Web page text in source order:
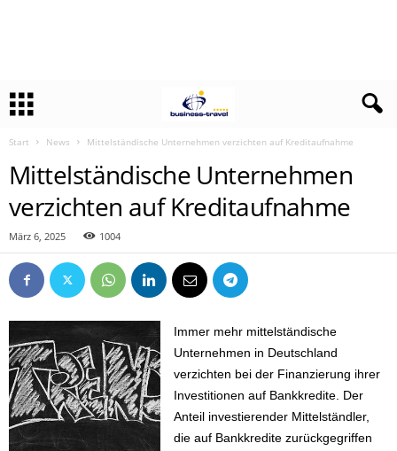
Start News Mittelständische Unternehmen verzichten auf Kreditaufnahme
Mittelständische Unternehmen
verzichten auf Kreditaufnahme
März 6, 2025 1004
Immer mehr mittelständische
Unternehmen in Deutschland
verzichten bei der Finanzierung ihrer
Investitionen auf Bankkredite. Der
Anteil investierender Mittelständler,
die auf Bankkredite zurückgegriffen